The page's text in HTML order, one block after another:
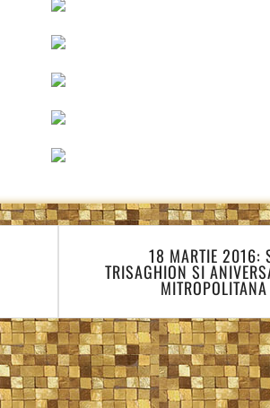
18 MARTIE 2016:
TRISAGHION SI